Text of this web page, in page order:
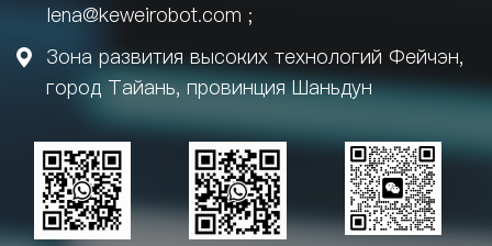
lena@keweirobot.com ;

Зона развития высоких технологий Фейчэн,
город Тайань, провинция Шаньдун